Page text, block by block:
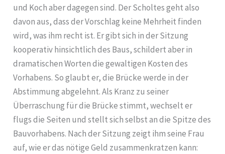
und Koch aber dagegen sind. Der Scholtes geht also
davon aus, dass der Vorschlag keine Mehrheit finden
wird, was ihm recht ist. Er gibt sich in der Sitzung
kooperativ hinsichtlich des Baus, schildert aber in
dramatischen Worten die gewaltigen Kosten des
Vorhabens. So glaubt er, die Brücke werde in der
Abstimmung abgelehnt. Als Kranz zu seiner
Überraschung für die Brücke stimmt, wechselt er
flugs die Seiten und stellt sich selbst an die Spitze des
Bauvorhabens. Nach der Sitzung zeigt ihm seine Frau
auf, wie er das nötige Geld zusammenkratzen kann: